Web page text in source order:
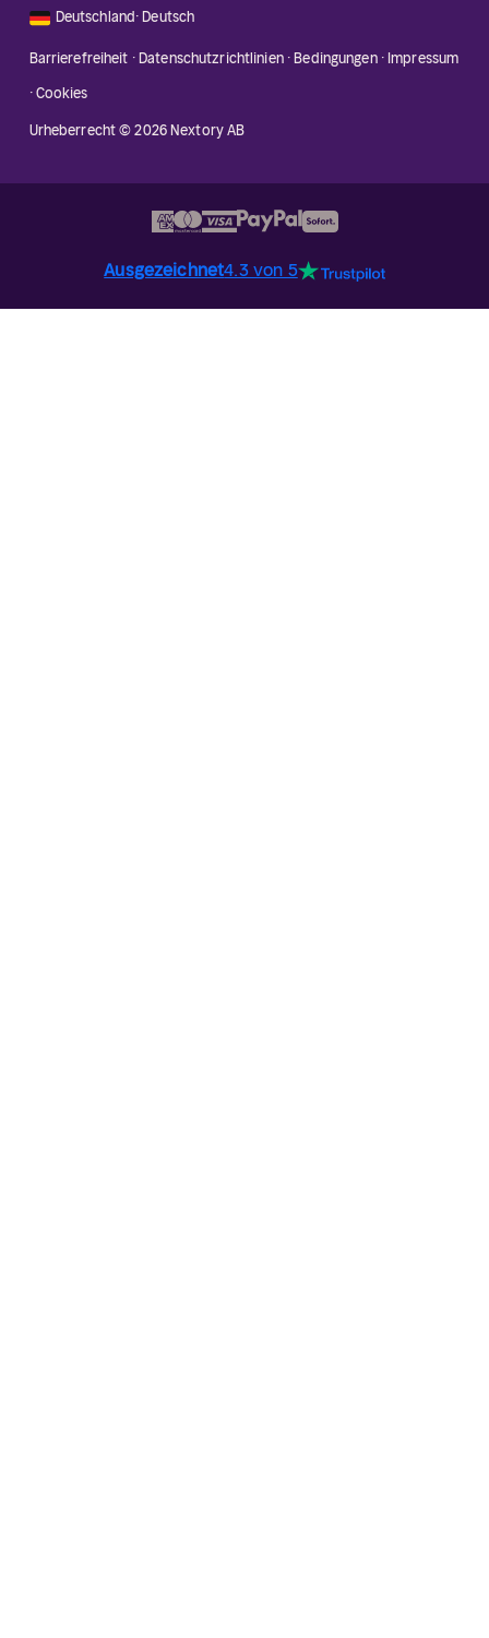
🇩🇪 Deutschland·Deutsch
Barrierefreiheit ·Datenschutzrichtlinien·Bedingungen· Impressum
·Cookies
Urheberrecht © 2026 Nextory AB
Ausgezeichnet4.3 von 5